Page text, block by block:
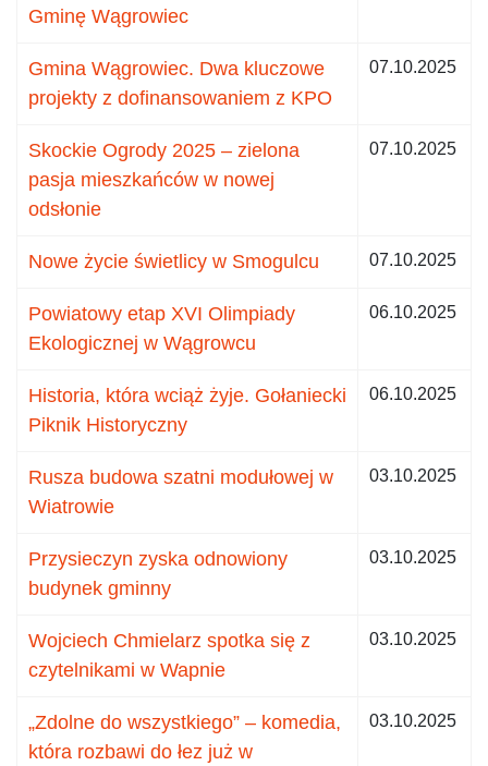
Gminę Wągrowiec
Gmina Wągrowiec. Dwa kluczowe
projekty z dofinansowaniem z KPO
07.10.2025
Skockie Ogrody 2025 – zielona
pasja mieszkańców w nowej
odsłonie
07.10.2025
Nowe życie świetlicy w Smogulcu 07.10.2025
Powiatowy etap XVI Olimpiady
Ekologicznej w Wągrowcu
06.10.2025
Historia, która wciąż żyje. Gołaniecki
Piknik Historyczny
06.10.2025
Rusza budowa szatni modułowej w
Wiatrowie
03.10.2025
Przysieczyn zyska odnowiony
budynek gminny
03.10.2025
Wojciech Chmielarz spotka się z
czytelnikami w Wapnie
03.10.2025
„Zdolne do wszystkiego” – komedia,
która rozbawi do łez już w
03.10.2025